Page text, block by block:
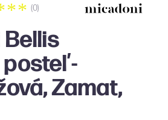
(0)
-
Zamat,